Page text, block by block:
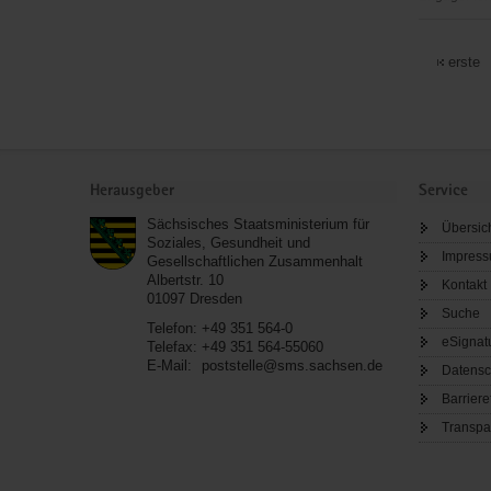
erste
Herausgeber
Sächsisches Staatsministerium für
Soziales, Gesundheit und
Gesellschaftlichen Zusammenhalt
Albertstr. 10
01097 Dresden
Telefon: +49 351 564-0
Telefax: +49 351 564-55060
E-Mail:
poststelle@sms.sachsen.de
Service
Kontakt
Suche